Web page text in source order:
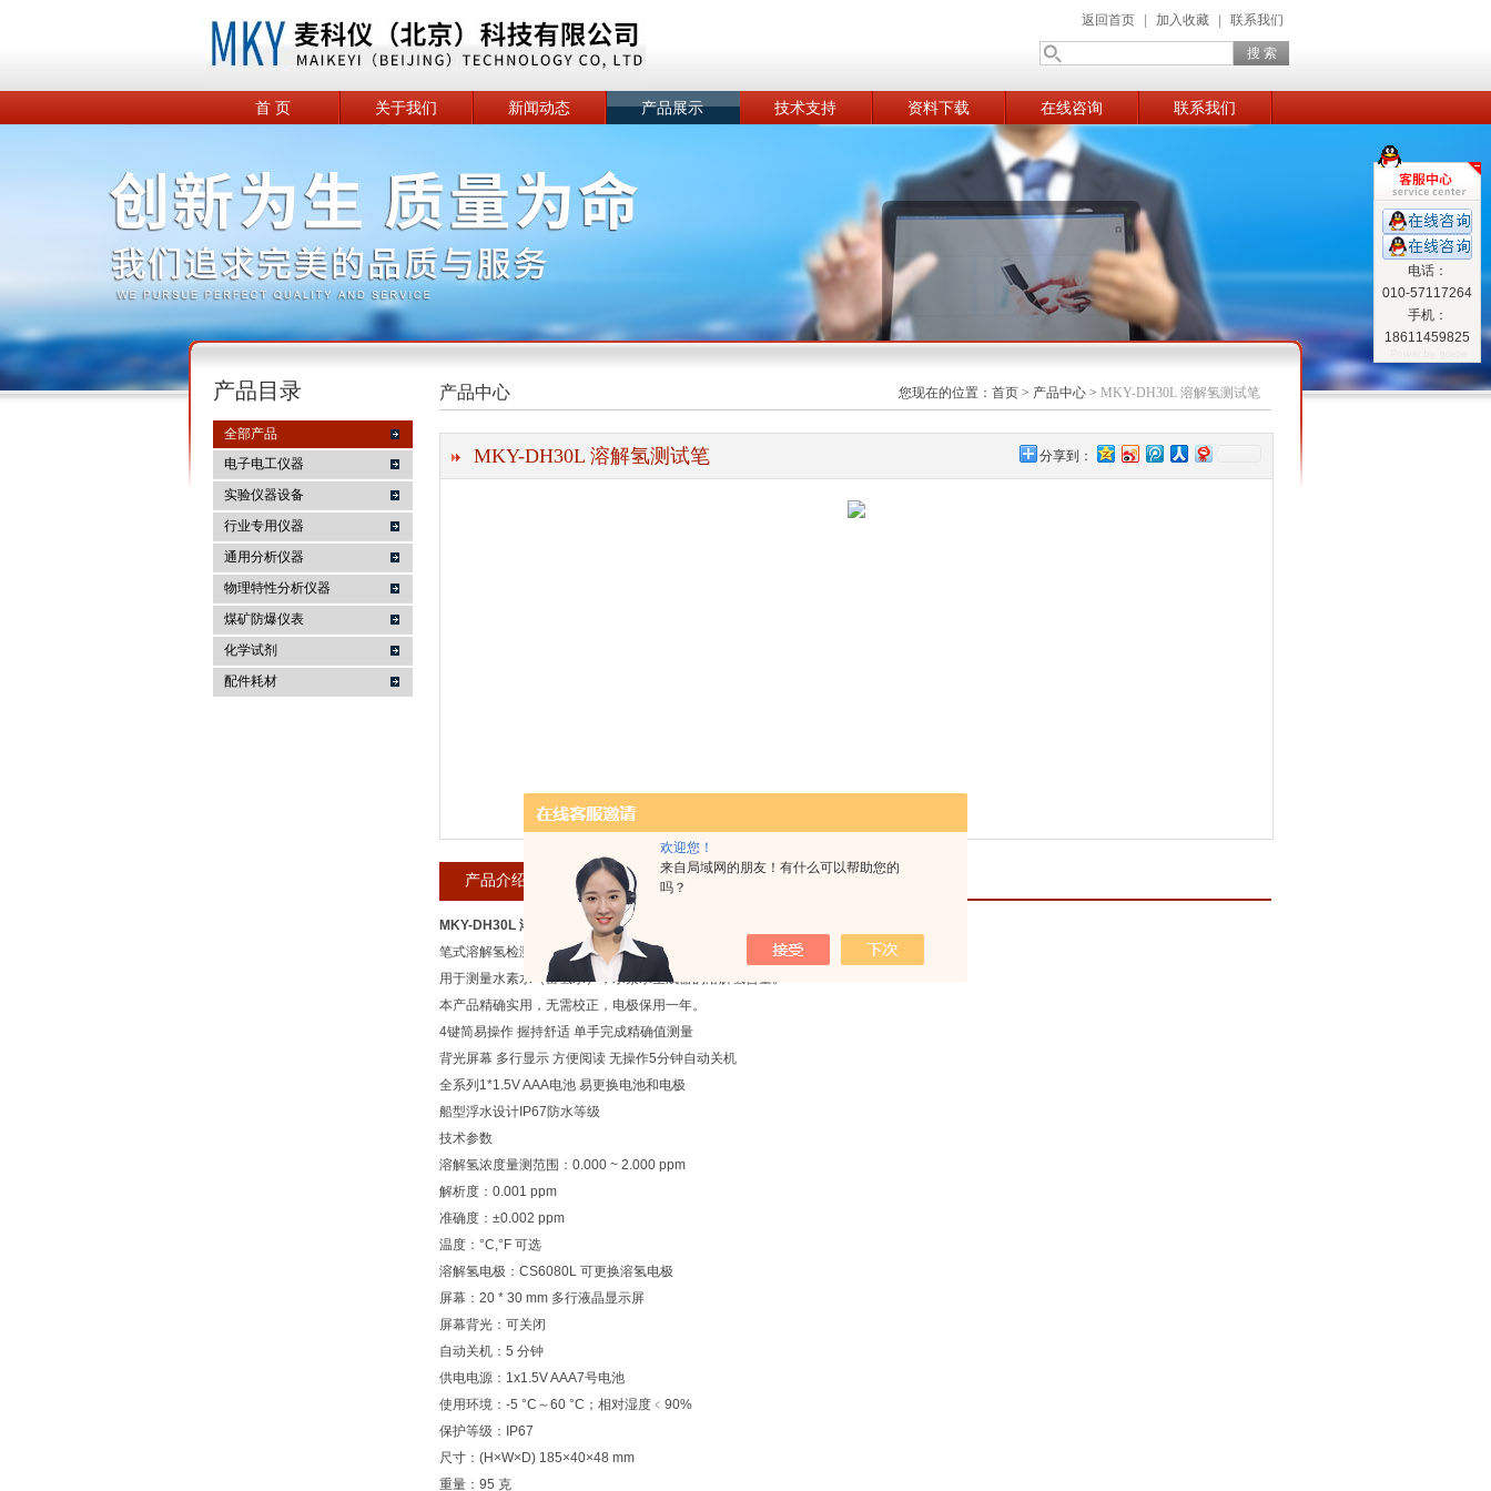
欢迎您！
来自局域网的朋友！有什么可以帮助您的
吗？
麦科仪（北京）科技有限公司
返回首页 加入收藏 联系我们
首 页 关于我们 新闻动态 产品展示 技术支持 资料下载 在线咨询 联系我们
产品目录
全部产品
电子电工仪器
实验仪器设备
行业专用仪器
通用分析仪器
物理特性分析仪器
煤矿防爆仪表
化学试剂
配件耗材
产品中心 您现在的位置： 首页 > 产品中心 > MKY-DH30L 溶解氢测试笔
MKY-DH30L 溶解氢测试笔 分享到：
产品介绍 在线留言
MKY-DH30L 溶解氢测试笔
笔式溶解氢检测仪/ 溶存水素計：
用于测量水素水（富氢水），水素水生成器的溶解氢含量。
本产品精确实用，无需校正，电极保用一年。
4键简易操作 握持舒适 单手完成精确值测量
背光屏幕 多行显示 方便阅读 无操作5分钟自动关机
全系列1*1.5V AAA电池 易更换电池和电极
船型浮水设计IP67防水等级
技术参数
溶解氢浓度量测范围：0.000 ~ 2.000 ppm
解析度：0.001 ppm
准确度：±0.002 ppm
温度：°C,°F 可选
溶解氢电极：CS6080L 可更换溶氢电极
屏幕：20 * 30 mm 多行液晶显示屏
屏幕背光：可关闭
自动关机：5 分钟
供电电源：1x1.5V AAA7号电池
使用环境：-5 °C～60 °C；相对湿度﹤90%
保护等级：IP67
尺寸：(H×W×D) 185×40×48 mm
重量：95 克
电话：
010-57117264
手机：
18611459825